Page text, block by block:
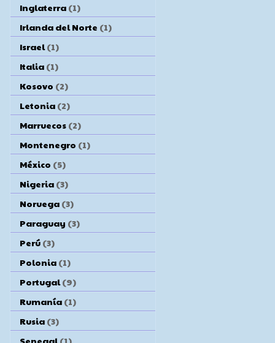
Inglaterra (1)
Irlanda del Norte (1)
Israel (1)
Italia (1)
Kosovo (2)
Letonia (2)
Marruecos (2)
Montenegro (1)
México (5)
Nigeria (3)
Noruega (3)
Paraguay (3)
Perú (3)
Polonia (1)
Portugal (9)
Rumanía (1)
Rusia (3)
Senegal (1)